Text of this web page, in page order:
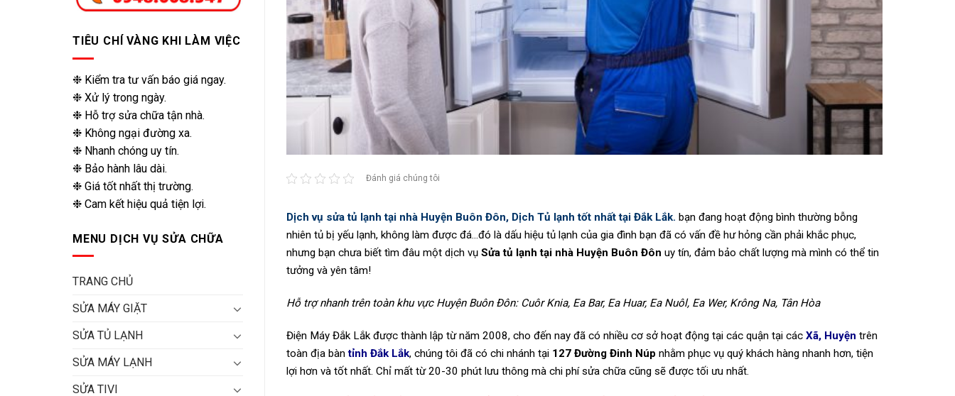
TIÊU CHÍ VÀNG KHI LÀM VIỆC
❉ Kiểm tra tư vấn báo giá ngay.
❉ Xử lý trong ngày.
❉ Hỗ trợ sửa chữa tận nhà.
❉ Không ngại đường xa.
❉ Nhanh chóng uy tín.
❉ Bảo hành lâu dài.
❉ Giá tốt nhất thị trường.
❉ Cam kết hiệu quả tiện lợi.
MENU DỊCH VỤ SỬA CHỮA
TRANG CHỦ
SỬA MÁY GIẶT
SỬA TỦ LẠNH
SỬA MÁY LẠNH
SỬA TIVI
Đánh giá chúng tôi
Dịch vụ sửa tủ lạnh tại nhà Huyện Buôn Đôn, Dịch Tủ lạnh tốt nhất tại Đắk Lắk. bạn đang hoạt động bình thường bỗng
nhiên tủ bị yếu lạnh, không làm được đá…đó là dấu hiệu tủ lạnh của gia đình bạn đã có vấn đề hư hỏng cần phải khắc phục,
nhưng bạn chưa biết tìm đâu một dịch vụ Sửa tủ lạnh tại nhà Huyện Buôn Đôn uy tín, đảm bảo chất lượng mà mình có thể tin
tưởng và yên tâm!
Hỗ trợ nhanh trên toàn khu vực Huyện Buôn Đôn: Cuôr Knia, Ea Bar, Ea Huar, Ea Nuôl, Ea Wer, Krông Na, Tân Hòa
Điện Máy Đắk Lắk được thành lập từ năm 2008, cho đến nay đã có nhiều cơ sở hoạt động tại các quận tại các Xã, Huyện trên
toàn địa bàntỉnh Đắk Lắk, chúng tôi đã có chi nhánh tại 127 Đường Đinh Núp nhằm phục vụ quý khách hàng nhanh hơn, tiện
lợi hơn và tốt nhất. Chỉ mất từ 20-30 phút lưu thông mà chi phí sửa chữa cũng sẽ được tối ưu nhất.